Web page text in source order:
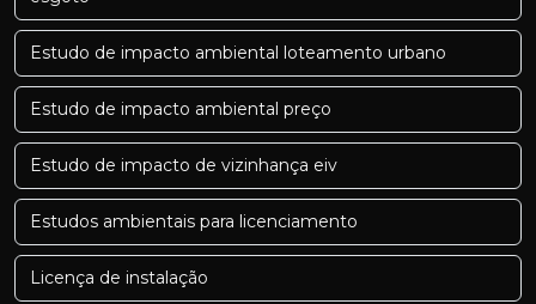
Estudo de impacto ambiental loteamento urbano
Estudo de impacto ambiental preço
Estudo de impacto de vizinhança eiv
Estudos ambientais para licenciamento
Licença de instalação